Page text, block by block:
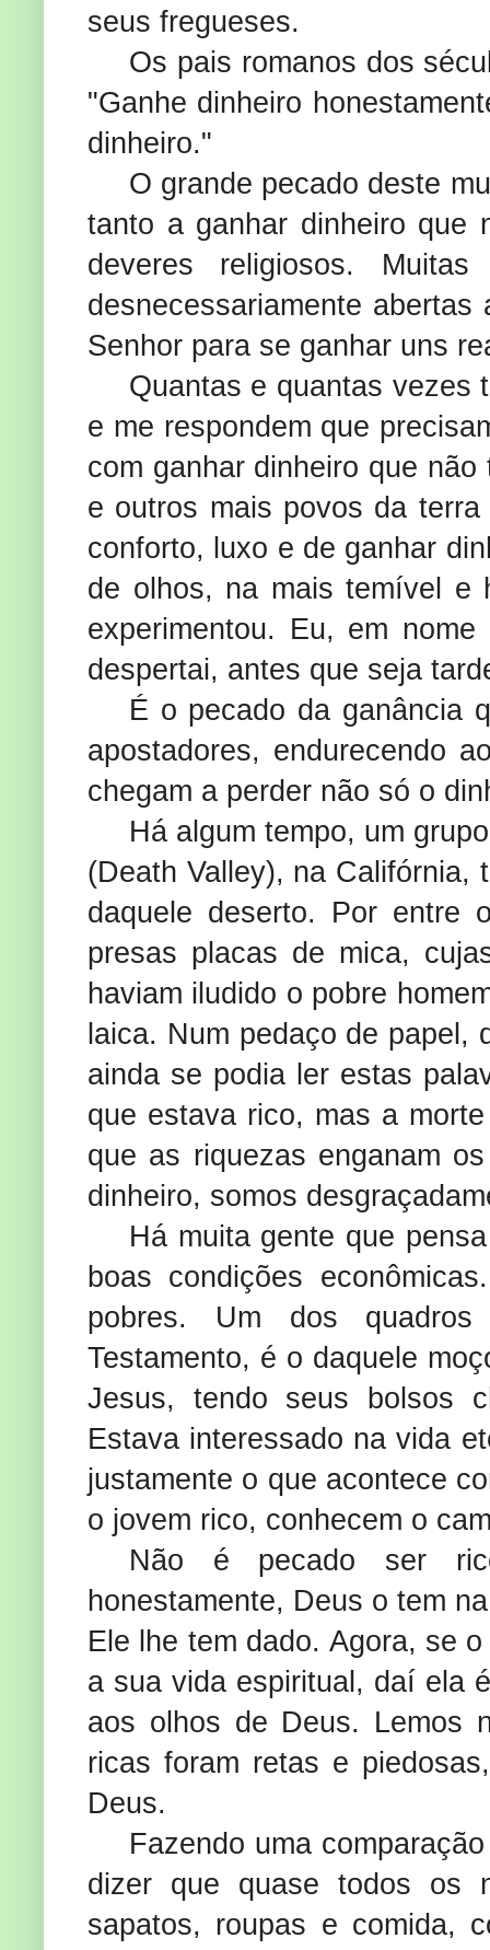
seus fregueses.
Os pais romanos dos
"Ganhe dinheiro
dinheiro."
O grande pecado deste
tanto a ganhar dinheiro que
deveres religiosos.
desnecessariamente
Senhor para se ganhar uns
Quantas e quantas vezes
e me respondem que
com ganhar dinheiro que
e outros mais povos da
conforto, luxo e de ganhar
de olhos, na mais temível e
experimentou. Eu, em
despertai, antes que seja
É o pecado da ganância
apostadores, endurecendo
chegam a perder não só o
Há algum tempo, um
(Death Valley), na Califórnia,
daquele deserto. Por entre
presas placas de mica,
haviam iludido o pobre
laica. Num pedaço de papel,
ainda se podia ler estas
que estava rico, mas a
que as riquezas enganam
dinheiro, somos
Há muita gente que
boas condições
pobres. Um dos
Testamento, é o daquele
Jesus, tendo seus bolsos
Estava interessado na vida
justamente o que acontece
o jovem rico, conhecem o
Não é pecado ser
honestamente, Deus o tem
Ele lhe tem dado. Agora, se
a sua vida espiritual, daí ela
aos olhos de Deus. Lemos
ricas foram retas e
Deus.
Fazendo uma
dizer que quase todos os
sapatos, roupas e comida,